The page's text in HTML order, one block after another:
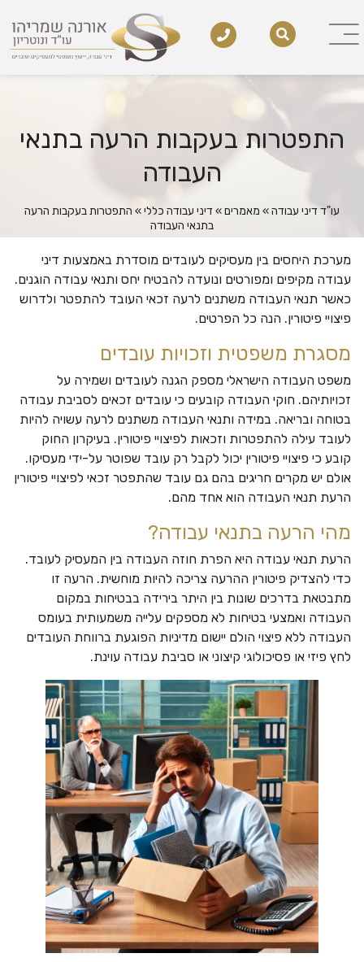
התפטרות בעקבות הרעה בתנאי
העבודה
עו"ד דיני עבודה» מאמרים»דיני עבודה כללי» התפטרות בעקבות הרעה
בתנאי העבודה
מערכת היחסים בין מעסיקים לעובדים מוסדרת באמצעות דיני
עבודה מקיפים ומפורטים ונועדה להבטיח יחס ותנאי עבודה הוגנים.
כאשר תנאי העבודה משתנים לרעה זכאי העובד להתפטר ולדרוש
פיצויי פיטורין. הנה כל הפרטים.
מסגרת משפטית וזכויות עובדים
משפט העבודה הישראלי מספק הגנה לעובדים ושמירה על
זכויותיהם. חוקי העבודה קובעים כי עובדים זכאים לסביבת עבודה
בטוחה ובריאה. במידה ותנאי העבודה משתנים לרעה עשויה להיות
לעובד עילה להתפטרות וזכאות לפיצויי פיטורין. בעיקרון החוק
קובע כי פיצויי פיטורין יכול לקבל רק עובד שפוטר על-ידי מעסיקו.
אולם יש מקרים חריגים בהם גם עובד שהתפטר זכאי לפיצויי פיטורין
הרעת תנאי העבודה הוא אחד מהם.
מהי הרעה בתנאי עבודה?
הרעת תנאי עבודה היא הפרת חוזה העבודה בין המעסיק לעובד.
כדי להצדיק פיטורין ההרעה צריכה להיות מוחשית. הרעה זו
מתבטאת בדרכים שונות בין היתר בירידה בבטיחות במקום
העבודה ואמצעי בטיחות לא מספקים עלייה משמעותית בעומס
העבודה ללא פיצוי הולם יישום מדיניות הפוגעת ברווחת העובדים
לחץ פיזי או פסיכולוגי קיצוני או סביבת עבודה עוינת.